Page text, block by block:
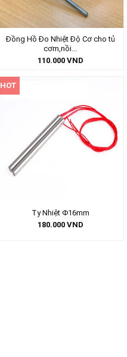
Đồng Hồ Đo Nhiệt Độ Cơ cho tủ
cơm,nồi...
110.000 VND
HOT
Ty Nhiệt Φ16mm
180.000 VND